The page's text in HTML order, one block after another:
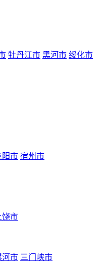
牡丹江市 黑河市 绥化市
阳市 宿州市
饶市
河市 三门峡市